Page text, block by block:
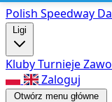
Polish Speedway
Ligi
KlubyTurnieje
Zaloguj
Otwórz menu główne